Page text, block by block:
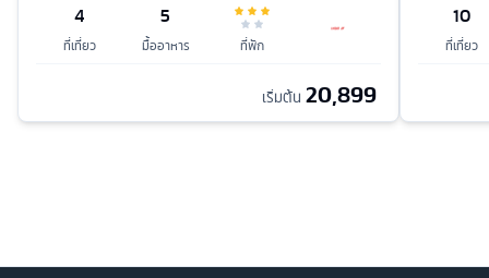
4
ที่เที่ยว
5
มื้ออาหาร ที่พัก
เริ่มต้น 20,899
10
ที่เที่ยว